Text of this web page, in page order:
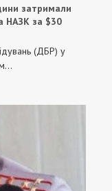
затримали
НАЗК за $30
(ДБР) у